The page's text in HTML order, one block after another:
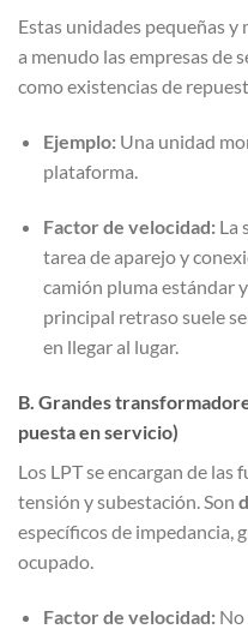
Estas unidades pequeñas y
a menudo las empresas de
como existencias de
Ejemplo:Una unidad
plataforma.
Factor de velocidad:La
tarea de aparejo y
camión pluma estándar
principal retraso suele
en llegar al lugar.
B. Grandes
puesta en servicio)
Los LPT se encargan de
tensión y subestación. Son
específicos de impedancia,
ocupado.
Factor de velocidad:No